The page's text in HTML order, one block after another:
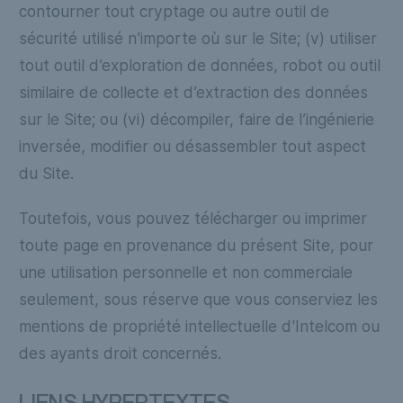
contourner tout cryptage ou autre outil de
sécurité utilisé n’importe où sur le Site; (v) utiliser
tout outil d’exploration de données, robot ou outil
similaire de collecte et d’extraction des données
sur le Site; ou (vi) décompiler, faire de l’ingénierie
inversée, modifier ou désassembler tout aspect
du Site.
Toutefois, vous pouvez télécharger ou imprimer
toute page en provenance du présent Site, pour
une utilisation personnelle et non commerciale
seulement, sous réserve que vous conserviez les
mentions de propriété intellectuelle d'Intelcom ou
des ayants droit concernés.